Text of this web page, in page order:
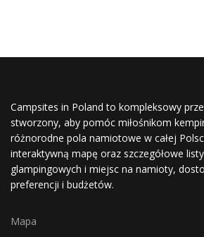
Campsites in Poland to kompleksowy
stworzony, aby pomóc miłośnikom
różnorodne pola namiotowe w całej
interaktywną mapę oraz szczegółowe
glampingowych i miejsc na namioty,
preferencji i budżetów.
Mapa